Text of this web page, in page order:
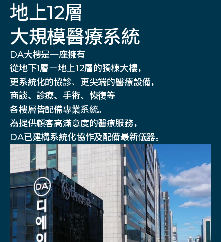
地上12層
大規模醫療系統
DA大樓是一座擁有
從地下1層－地上12層的獨棟大樓，
更系統化的協診、更尖端的醫療設備，
商談、診療、手術、恢復等
各樓層皆配備專業系統。
為提供顧客高滿意度的醫療服務，
DA已建構系統化協作及配備最新儀器。